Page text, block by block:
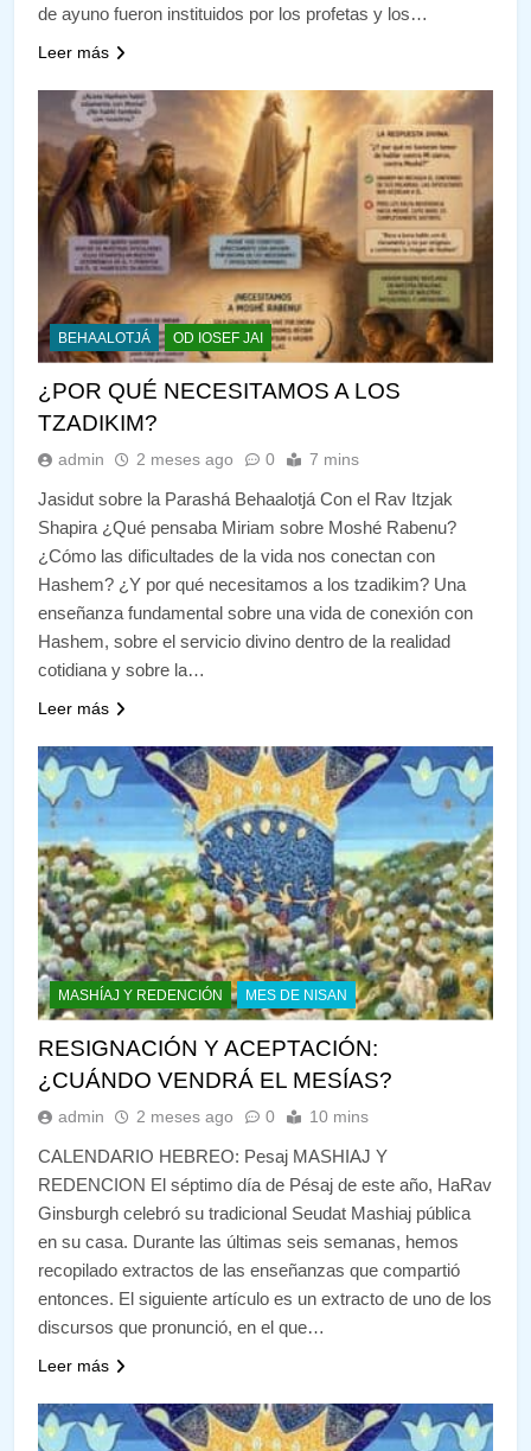
de ayuno fueron instituidos por los profetas y los…
Leer más
BEHAALOTJÁ OD IOSEF JAI
¿POR QUÉ NECESITAMOS A LOS
TZADIKIM?
admin 2 meses ago 0 7 mins
Jasidut sobre la Parashá Behaalotjá Con el Rav Itzjak
Shapira ¿Qué pensaba Miriam sobre Moshé Rabenu?
¿Cómo las dificultades de la vida nos conectan con
Hashem? ¿Y por qué necesitamos a los tzadikim? Una
enseñanza fundamental sobre una vida de conexión con
Hashem, sobre el servicio divino dentro de la realidad
cotidiana y sobre la…
Leer más
MASHÍAJ Y REDENCIÓN MES DE NISAN
RESIGNACIÓN Y ACEPTACIÓN:
¿CUÁNDO VENDRÁ EL MESÍAS?
admin 2 meses ago 0 10 mins
CALENDARIO HEBREO: Pesaj MASHIAJ Y
REDENCION El séptimo día de Pésaj de este año, HaRav
Ginsburgh celebró su tradicional Seudat Mashiaj pública
en su casa. Durante las últimas seis semanas, hemos
recopilado extractos de las enseñanzas que compartió
entonces. El siguiente artículo es un extracto de uno de los
discursos que pronunció, en el que…
Leer más